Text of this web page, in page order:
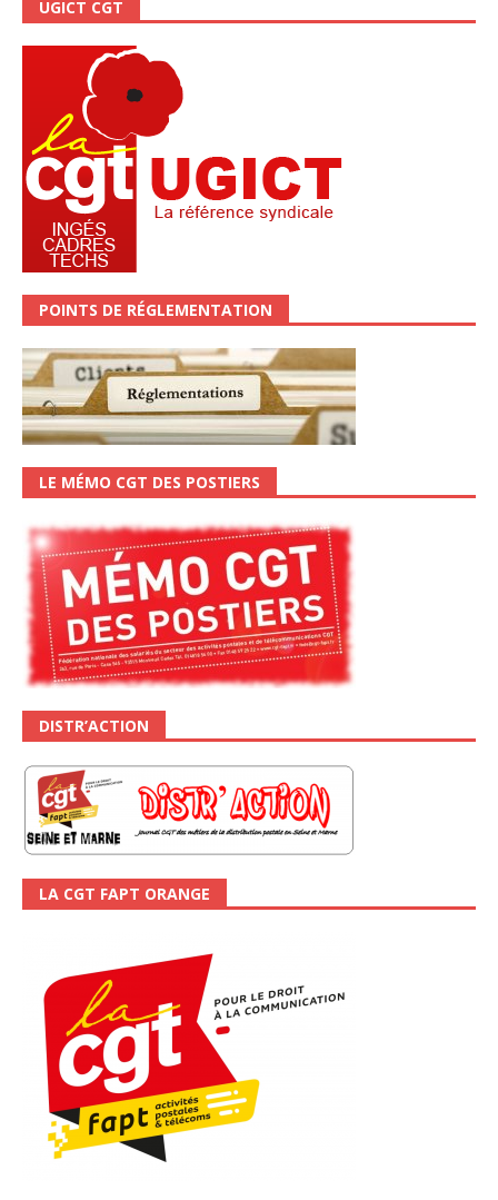
UGICT CGT
POINTS DE RÉGLEMENTATION
LE MÉMO CGT DES POSTIERS
DISTR’ACTION
LA CGT FAPT ORANGE